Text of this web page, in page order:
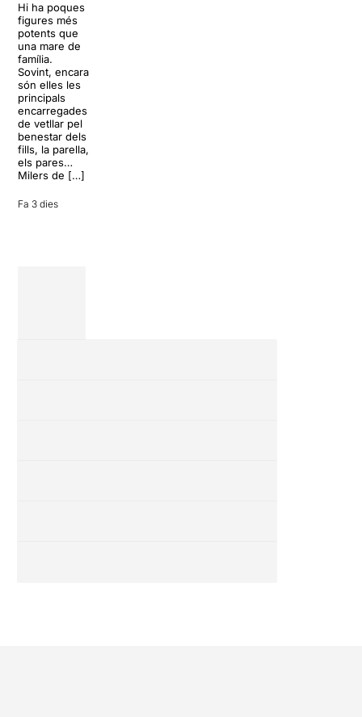
Hi ha poques
figures més
potents que
una mare de
família.
Sovint, encara
són elles les
principals
encarregades
de vetllar pel
benestar dels
fills, la parella,
els pares…
Milers de […]
Fa 3 dies